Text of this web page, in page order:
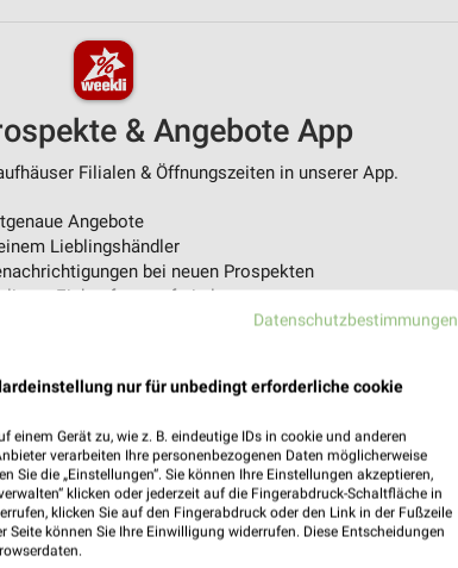
& Angebote App
Filialen & Öffnungszeiten in unserer App.
Angebote
Lieblingshändler
bei neuen Prospekten
- Einkauf stressfrei planen
Datenschutzbestimmungen
nur für unbedingt erforderliche cookie
Gerät zu, wie z. B. eindeutige IDs in cookie und anderen
verarbeiten Ihre personenbezogenen Daten möglicherweise
die „Einstellungen“. Sie können Ihre Einstellungen akzeptieren,
klicken oder jederzeit auf die Fingerabdruck-Schaltfläche in
klicken Sie auf den Fingerabdruck oder den Link in der Fußzeile
Seite können Sie Ihre Einwilligung widerrufen. Diese Entscheidungen